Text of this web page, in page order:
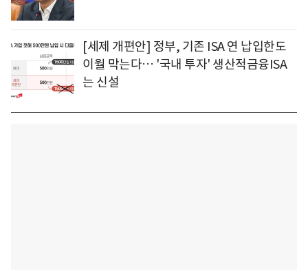
[세제 개편안] 정부, 기존 ISA 연 납입한도
이월 막는다… '국내 투자' 생산적금융ISA
는 신설